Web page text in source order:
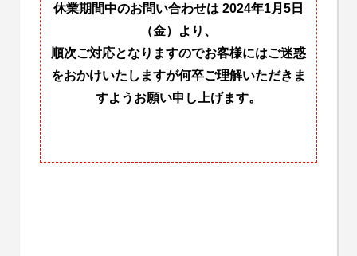
休業期間中のお問い合わせは 2024年1月5日
（金）より、
順次ご対応となりますのでお客様にはご迷惑
をおかけいたしますが何卒ご理解いただきま
すようお願い申し上げます。